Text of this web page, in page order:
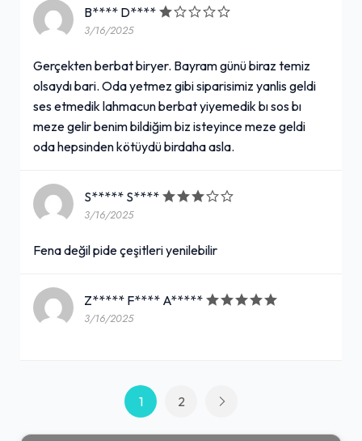
B**** D****
3/16/2025
Gerçekten berbat biryer. Bayram günü biraz temiz
olsaydı bari. Oda yetmez gibi siparisimiz yanlis geldi
ses etmedik lahmacun berbat yiyemedik bı sos bı
meze gelir benim bildiğim biz isteyince meze geldi
oda hepsinden kötüydü birdaha asla.
S***** S****
3/16/2025
Fena değil pide çeşitleri yenilebilir
Z***** F**** A*****
3/16/2025
1 2